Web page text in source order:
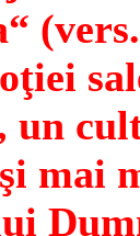
un
mai